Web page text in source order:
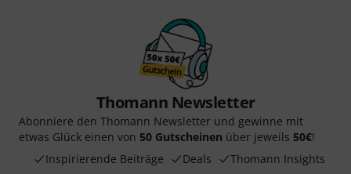
Thomann Newsletter
Abonniere den Thomann Newsletter und gewinne mit
etwas Glück einen von 50 Gutscheinen über jeweils 50€!
Inspirierende Beiträge
Deals Thomann Insights